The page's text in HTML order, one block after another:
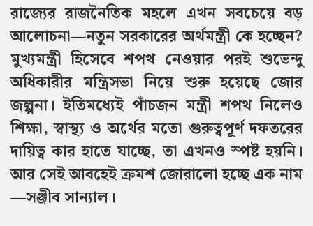
রাজ্যের রাজনৈতিক মহলে এখন সবচেয়ে বড়
আলোচনা—নতুন সরকারের অর্থমন্ত্রী কে হচ্ছেন?
মুখ্যমন্ত্রী হিসেবে শপথ নেওয়ার পরই শুভেন্দু
অধিকারীর মন্ত্রিসভা নিয়ে শুরু হয়েছে জোর
জল্পনা। ইতিমধ্যেই পাঁচজন মন্ত্রী শপথ নিলেও
শিক্ষা, স্বাস্থ্য ও অর্থের মতো গুরুত্বপূর্ণ দফতরের
দায়িত্ব কার হাতে যাচ্ছে, তা এখনও স্পষ্ট হয়নি।
আর সেই আবহেই ক্রমশ জোরালো হচ্ছে এক নাম
—সঞ্জীব সান্যাল।